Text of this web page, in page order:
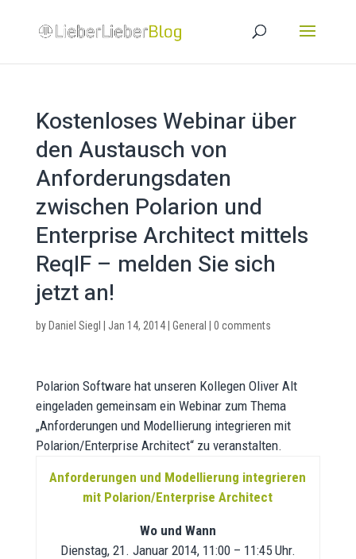
Kostenloses Webinar über
den Austausch von
Anforderungsdaten
zwischen Polarion und
Enterprise Architect mittels
ReqIF – melden Sie sich
jetzt an!
by Daniel Siegl Jan 14, 2014| General 0 comments
Polarion Software hat unseren Kollegen Oliver Alt
eingeladen gemeinsam ein Webinar zum Thema
„Anforderungen und Modellierung integrieren mit
Polarion/Enterprise Architect“ zu veranstalten.
Anforderungen und Modellierung integrieren
mit Polarion/Enterprise Architect
Wo und Wann
Dienstag, 21. Januar 2014, 11:00 – 11:45 Uhr.